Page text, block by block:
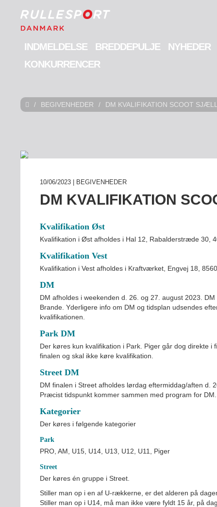
INDMELDELSE BREDDEPULJE NYHEDER
KONKURRENCER
/ BEGIVENHEDER / DM KVALIFIKATION SCOOT
INDMELDELSE
10/06/2023 | BEGIVENHEDER
DM KVALIFIKATION
Kvalifikation Øst
Kvalifikation i Øst afholdes i Hal 12, Rabalderstræde 30,
Kvalifikation Vest
Kvalifikation i Vest afholdes i Kraftværket, Engvej 18,
DM
DM afholdes i weekenden d. 26. og 27. august 2023.
Brande. Yderligere info om DM og tidsplan udsendes
kvalifikationen.
Park DM
Der køres kun kvalifikation i Park. Piger går dog direkte
finalen og skal ikke køre kvalifikation.
Street DM
DM finalen i Street afholdes lørdag eftermiddag/aften d.
Præcist tidspunkt kommer sammen med program for DM.
Kategorier
Der køres i følgende kategorier
Park
PRO, AM, U15, U14, U13, U12, U11, Piger
Street
Der køres én gruppe i Street.
Stiller man op i en af U-rækkerne, er det alderen på
Stiller man op i U14, må man ikke være fyldt 15 år, på